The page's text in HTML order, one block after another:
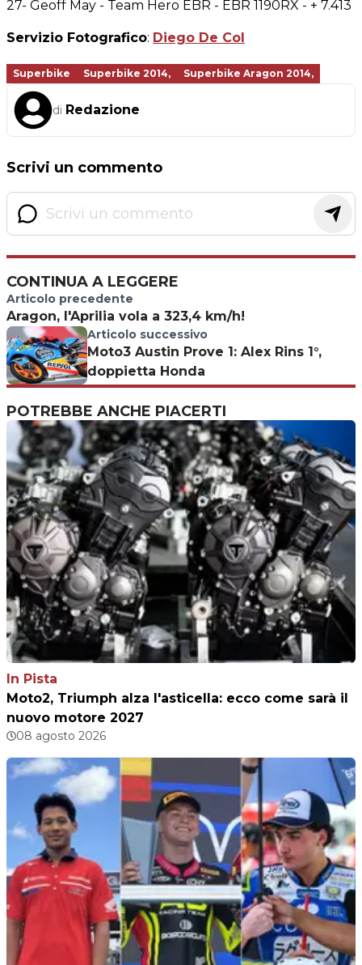
27- Geoff May - Team Hero EBR - EBR 1190RX - + 7.413
Servizio Fotografico: Diego De Col
Superbike Superbike 2014, Superbike Aragon 2014,
di Redazione
Scrivi un commento
CONTINUA A LEGGERE
Articolo precedente
Aragon, l'Aprilia vola a 323,4 km/h!
Articolo successivo
Moto3 Austin Prove 1: Alex Rins 1°,
doppietta Honda
POTREBBE ANCHE PIACERTI
In Pista
Moto2, Triumph alza l'asticella: ecco come sarà il
nuovo motore 2027
08 agosto 2026